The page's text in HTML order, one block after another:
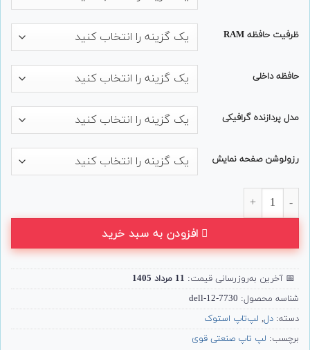
ظرفیت حافظه RAM
حافظه داخلی
مدل پردازنده گرافیکی
رزولوشن صفحه نمایش
افزودن به سبد خرید
📅 آخرین به‌روزرسانی قیمت: 11 مرداد 1405
شناسه محصول: 7730-dell-12
دسته: دل, لپ‌تاپ استوک
برچسب: لپ تاپ صنعتی قوی